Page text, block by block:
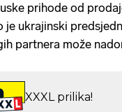
prihode od
je ukrajinski
partnera može